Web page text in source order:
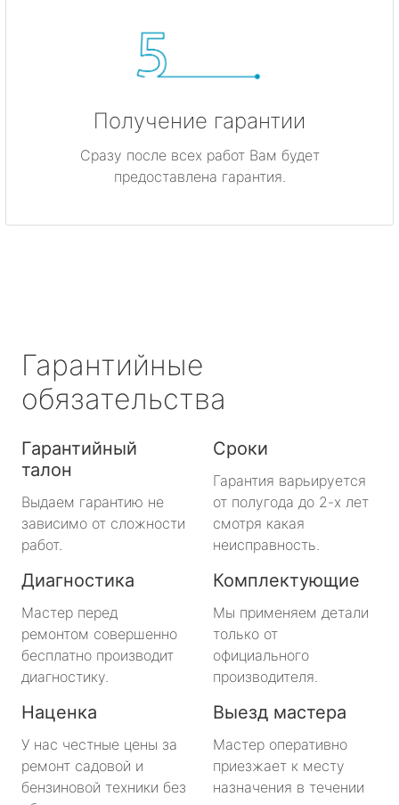
Получение гарантии
Сразу после всех работ Вам будет
предоставлена гарантия.
Гарантийные
обязательства
Гарантийный
талон
Выдаем гарантию не
зависимо от сложности
работ.
Сроки
Гарантия варьируется
от полугода до 2-х лет
смотря какая
неисправность.
Диагностика
Мастер перед
ремонтом совершенно
бесплатно производит
диагностику.
Комплектующие
Мы применяем детали
только от
официального
производителя.
Наценка
У нас честные цены за
ремонт садовой и
бензиновой техники без
Выезд мастера
Мастер оперативно
приезжает к месту
назначения в течении